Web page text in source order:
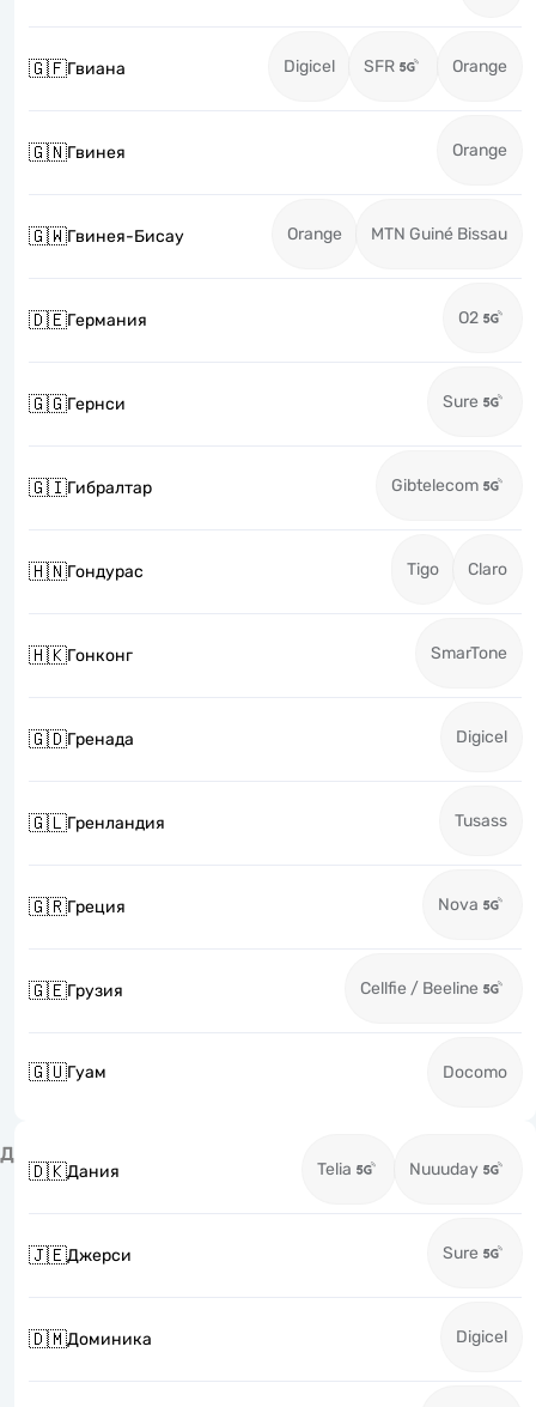
🇬🇫Гвиана Digicel SFR Orange
🇬🇳Гвинея Orange
🇬🇼Гвинея-Бисау Orange MTN Guiné Bissau
🇩🇪Германия O2
🇬🇬Гернси Sure
🇬🇮Гибралтар Gibtelecom
🇭🇳Гондурас Tigo Claro
🇭🇰Гонконг SmarTone
🇬🇩Гренада Digicel
🇬🇱Гренландия Tusass
🇬🇷Греция Nova
🇬🇪Грузия Cellfie / Beeline
🇬🇺Гуам Docomo
Д
🇩🇰Дания Telia Nuuuday
🇯🇪Джерси Sure
🇩🇲Доминика Digicel